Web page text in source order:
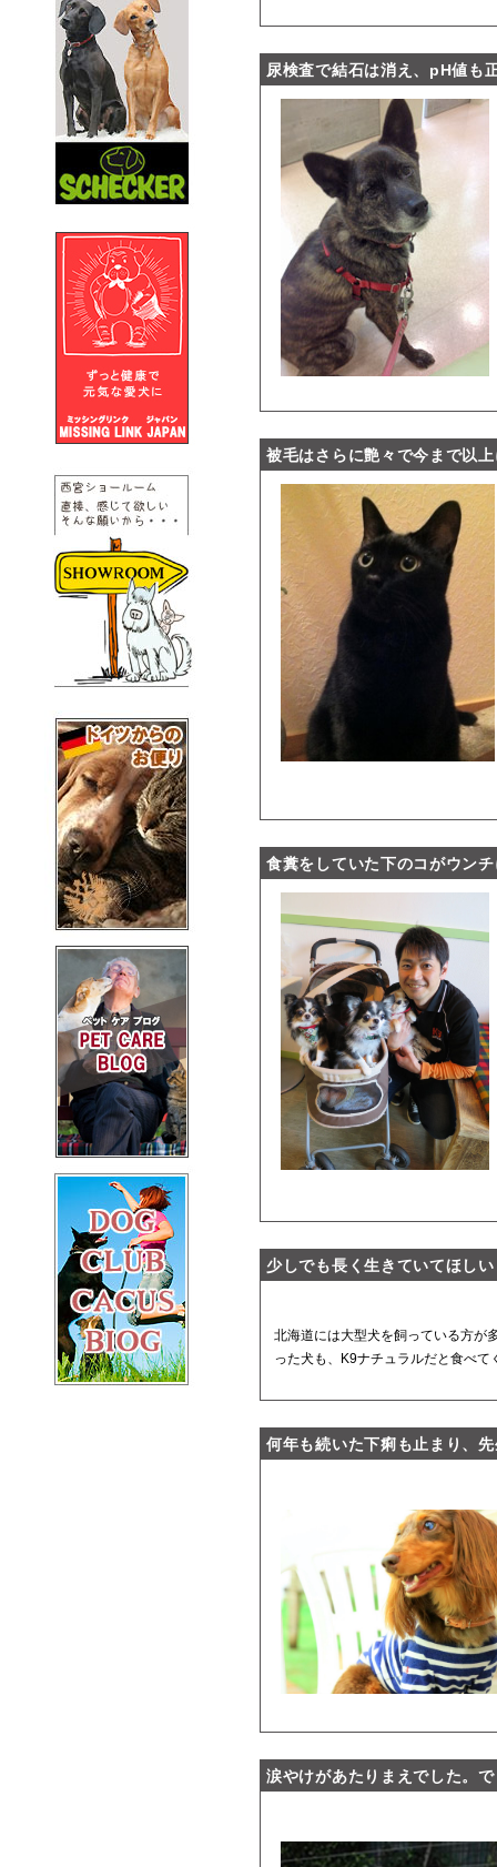
尿検査で結石は消え、pH値も
被毛はさらに艶々で今まで以
食糞をしていた下のコがウン
少しでも長く生きていてほし
北海道には大型犬を飼っている方が
った犬も、K9ナチュラルだと食べ
何年も続いた下痢も止まり、
涙やけがあたりまえでした。